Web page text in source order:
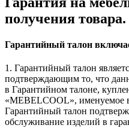
получения товара.
Гарантийный талон
1. Гарантийный талон
подтверждающим то, что
в Гарантийном талоне,
«MEBELCOOL», именуемое
Гарантийный талон
обслуживание изделий в